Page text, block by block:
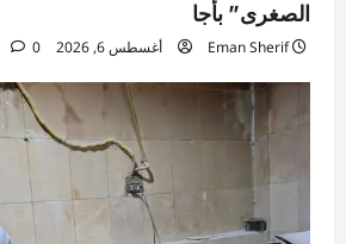
الصغرى” بأجا
Eman Sherif أغسطس 6, 2026 0